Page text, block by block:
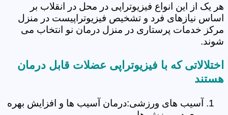
هر یک از این انواع فیزیوتراپی در محل در انقلاب بر
اساس نیازهای فرد و تشخیص فیزیوتراپیست در منزل
مرکز خدمات پرستاری در منزل درمان نو انتخاب می
شوند.
اختلالاتی که با فیزیوتراپی عضلات قابل درمان
هستند
آسیب های ورزشی:درمان آسیب ها و افزایش بهره